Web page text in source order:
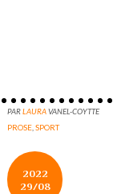
PARLAURAVANEL-COYTTE
PROSE ,SPORT
2022
29/08